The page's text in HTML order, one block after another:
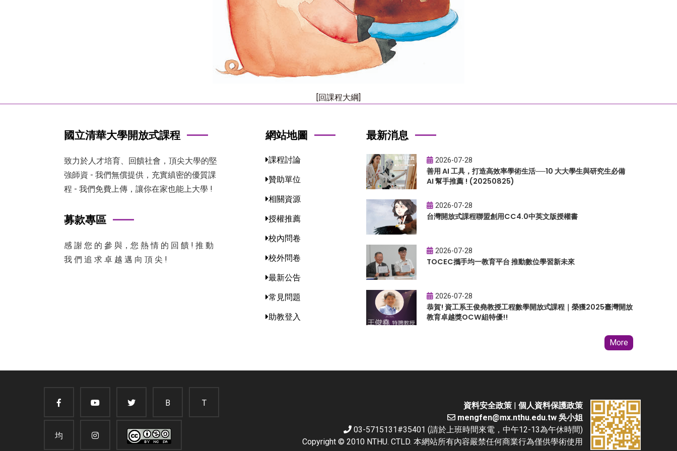
[回課程大綱]
國立清華大學開放式課程
致力於人才培育、回饋社會，頂尖大學的堅
強師資 - 我們無償提供，充實縝密的優質課
程 - 我們免費上傳，讓你在家也能上大學 !
募款專區
感 謝 您 的 參 與，您 熱 情 的 回 饋 ! 推 動
我 們 追 求 卓 越 邁 向 頂 尖 !
網站地圖
課程討論
贊助單位
相關資源
授權推薦
校內問卷
校外問卷
最新公告
常見問題
助教登入
最新消息
2026-07-28
善用 AI 工具，打造高效率學術生活──10 大大學生與研究生必備
AI 幫手推薦 ! (20250825)
2026-07-28
台灣開放式課程聯盟創用CC4.0中英文版授權書
2026-07-28
TOCEC攜手均一教育平台 推動數位學習新未來
2026-07-28
恭賀! 資工系王俊堯教授工程數學開放式課程｜榮獲2025臺灣開放
教育卓越獎OCW組特優!!
More
B T
均
資料安全政策 | 個人資料保護政策
mengfen@mx.nthu.edu.tw 吳小姐
03-5715131#35401 (請於上班時間來電，中午12-13為午休時間)
Copyright © 2010 NTHU. CTLD. 本網站所有內容嚴禁任何商業行為僅供學術使用